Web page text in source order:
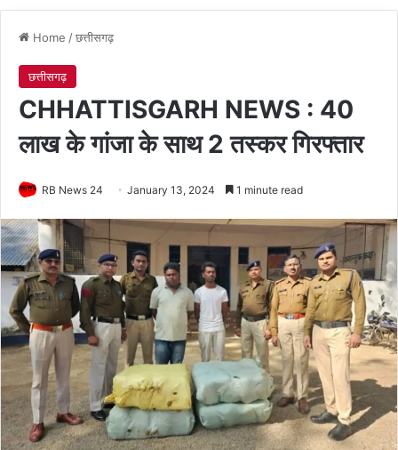
Home /छत्तीसगढ़
छत्तीसगढ़
CHHATTISGARH NEWS : 40
लाख के गांजा के साथ 2 तस्कर गिरफ्तार
RB News 24 January 13, 2024 1 minute read